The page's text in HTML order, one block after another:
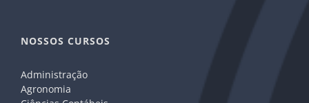
NOSSOS CURSOS
Administração
Agronomia